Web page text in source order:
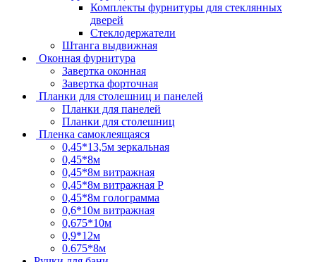
Комплекты фурнитуры для стеклянных
дверей
Стеклодержатели
Штанга выдвижная
Оконная фурнитура
Завертка оконная
Завертка форточная
Планки для столешниц и панелей
Планки для панелей
Планки для столешниц
Пленка самоклеящаяся
0,45*13,5м зеркальная
0,45*8м
0,45*8м витражная
0,45*8м витражная Р
0,45*8м голограмма
0,6*10м витражная
0,675*10м
0,9*12м
0.675*8м